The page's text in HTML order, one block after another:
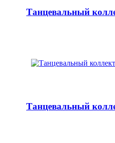
Танцевальный
Танцевальный